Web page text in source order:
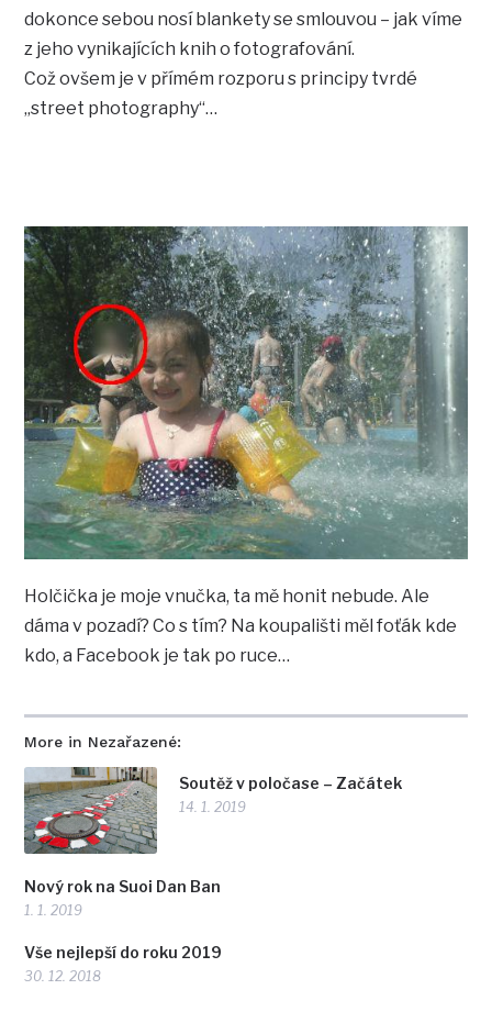
More in Nezařazené:
Soutěž v poločase – Začátek
14. 1. 2019
Nový rok na Suoi Dan Ban
1. 1. 2019
Vše nejlepší do roku 2019
30. 12. 2018
dokonce sebou nosí blankety se smlouvou – jak víme
z jeho vynikajících knih o fotografování.
Což ovšem je v přímém rozporu s principy tvrdé
„street photography“…
Holčička je moje vnučka, ta mě honit nebude. Ale
dáma v pozadí? Co s tím? Na koupališti měl foťák kde
kdo, a Facebook je tak po ruce…